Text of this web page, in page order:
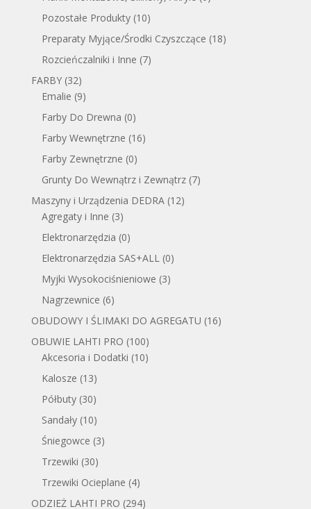
Pozostałe Produkty (10)
Preparaty Myjące/Środki Czyszczące (18)
Rozcieńczalniki i Inne (7)
FARBY (32)
Emalie (9)
Farby Do Drewna (0)
Farby Wewnętrzne (16)
Farby Zewnętrzne (0)
Grunty Do Wewnątrz i Zewnątrz (7)
Maszyny i Urządzenia DEDRA (12)
Agregaty i Inne (3)
Elektronarzędzia (0)
Elektronarzędzia SAS+ALL (0)
Myjki Wysokociśnieniowe (3)
Nagrzewnice (6)
OBUDOWY I ŚLIMAKI DO AGREGATU (16)
OBUWIE LAHTI PRO (100)
Akcesoria i Dodatki (10)
Kalosze (13)
Półbuty (30)
Sandały (10)
Śniegowce (3)
Trzewiki (30)
Trzewiki Ocieplane (4)
ODZIEŻ LAHTI PRO (294)